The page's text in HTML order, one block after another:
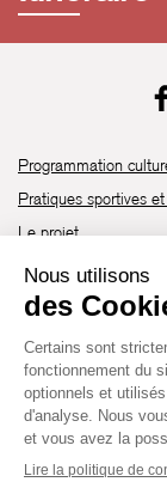
Programmation
Pratiques sportives
Le projet
Brochure de saison
Découvrir les espaces
Devenir partenaire
Établissement
XIXème siècle, le
artistiques, culturels